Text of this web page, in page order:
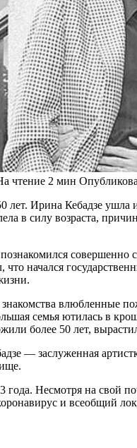
чтение 2 мин
лет. Ирина Кебадзе ушла
в силу возраста,
совершенно
начался
знакомства влюбленные
семья ютилась в
более 50 лет,
— заслуженная
года. Несмотря на свой
и всеобщий